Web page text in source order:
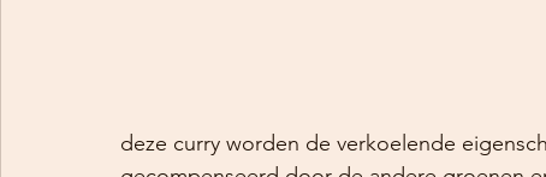
deze curry worden de verkoelende